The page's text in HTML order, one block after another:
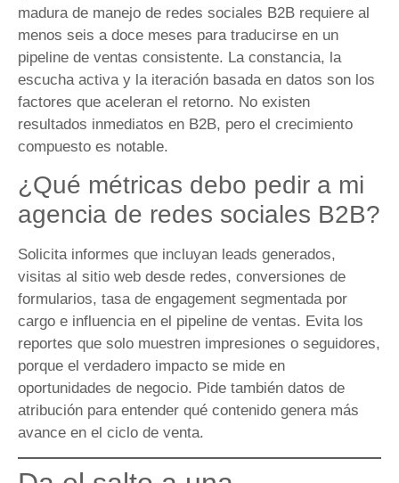
madura de manejo de redes sociales B2B requiere al
menos seis a doce meses para traducirse en un
pipeline de ventas consistente. La constancia, la
escucha activa y la iteración basada en datos son los
factores que aceleran el retorno. No existen
resultados inmediatos en B2B, pero el crecimiento
compuesto es notable.
¿Qué métricas debo pedir a mi
agencia de redes sociales B2B?
Solicita informes que incluyan leads generados,
visitas al sitio web desde redes, conversiones de
formularios, tasa de engagement segmentada por
cargo e influencia en el pipeline de ventas. Evita los
reportes que solo muestren impresiones o seguidores,
porque el verdadero impacto se mide en
oportunidades de negocio. Pide también datos de
atribución para entender qué contenido genera más
avance en el ciclo de venta.